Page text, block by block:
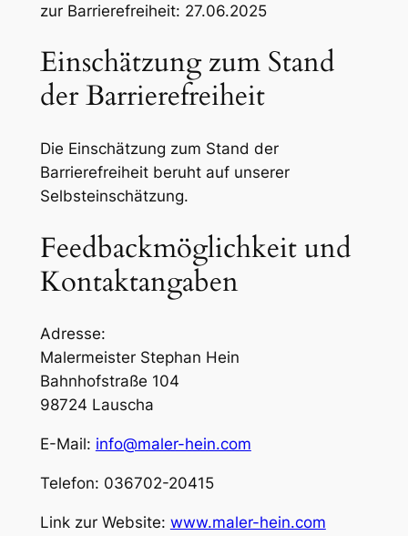
zur Barrierefreiheit: 27.06.2025
Einschätzung zum Stand
der Barrierefreiheit
Die Einschätzung zum Stand der
Barrierefreiheit beruht auf unserer
Selbsteinschätzung.
Feedbackmöglichkeit und
Kontaktangaben
Adresse:
Malermeister Stephan Hein
Bahnhofstraße 104
98724 Lauscha
E-Mail: info@maler-hein.com
Telefon: 036702-20415
Link zur Website: www.maler-hein.com